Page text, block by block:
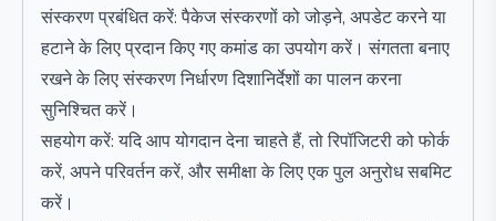
संस्करण प्रबंधित करें: पैकेज संस्करणों को जोड़ने, अपडेट करने या
हटाने के लिए प्रदान किए गए कमांड का उपयोग करें। संगतता बनाए
रखने के लिए संस्करण निर्धारण दिशानिर्देशों का पालन करना
सुनिश्चित करें।
सहयोग करें: यदि आप योगदान देना चाहते हैं, तो रिपॉजिटरी को फोर्क
करें, अपने परिवर्तन करें, और समीक्षा के लिए एक पुल अनुरोध सबमिट
करें।